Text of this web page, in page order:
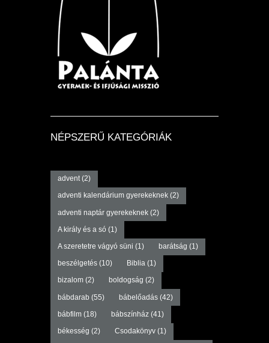
NÉPSZERŰ KATEGÓRIÁK
advent(2)
adventi kalendárium gyerekeknek(2)
adventi naptár gyerekeknek(2)
A király és a só (1)
A szeretetre vágyó süni (1) barátság (1)
beszélgetés(10) Biblia(1)
bizalom(2) boldogság (2)
bábdarab (55) bábelőadás(42)
bábfilm(18) bábszínház(41)
békesség (2) Csodakönyv(1)